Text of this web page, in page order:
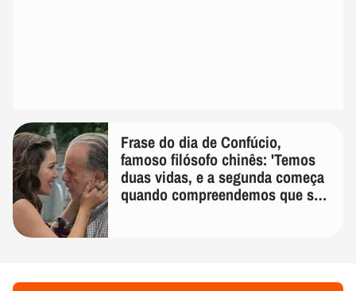
Frase do dia de Confúcio,
famoso filósofo chinês: 'Temos
duas vidas, e a segunda começa
quando compreendemos que só